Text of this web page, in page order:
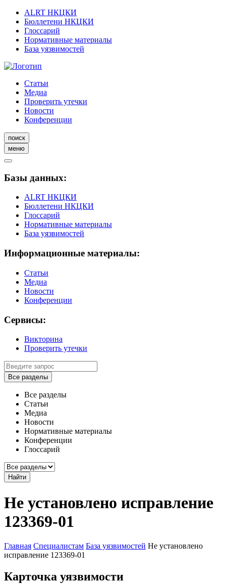
ALRT НКЦКИ
Бюллетени НКЦКИ
Глоссарий
Нормативные материалы
База уязвимостей
Статьи
Медиа
Проверить утечки
Новости
Конференции
поиск
меню
Базы данных:
ALRT НКЦКИ
Бюллетени НКЦКИ
Глоссарий
Нормативные материалы
База уязвимостей
Информационные материалы:
Статьи
Медиа
Новости
Конференции
Сервисы:
Викторина
Проверить утечки
Все разделы
Все разделы
Статьи
Медиа
Новости
Нормативные материалы
Конференции
Глоссарий
Найти
Не установлено исправление
123369-01
Главная Специалистам База уязвимостей Не установлено
исправление 123369-01
Карточка уязвимости